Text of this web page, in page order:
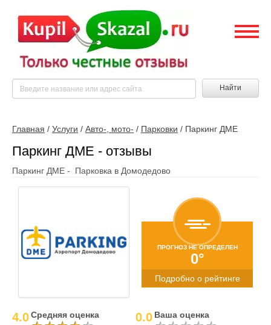
Найти
Главная / Услуги / Авто-, мото- / Парковки / Паркинг ДМЕ
Паркинг ДМЕ - отзывы
Паркинг ДМЕ - Парковка в Домодедово
ПРОГНОЗ НЕ ОПРЕДЕЛЕН
0°
Подробно о рейтинге
4.0Средняя оценка 0.0 Ваша оценка